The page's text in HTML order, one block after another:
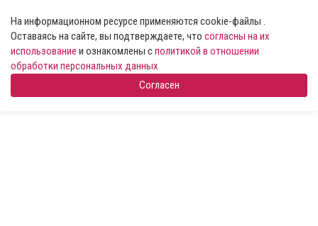
На информационном ресурсе применяются cookie-файлы .
Оставаясь на сайте, вы подтверждаете, что согласны на их
использование и ознакомлены сполитикой в отношении
обработки персональных данных
Согласен